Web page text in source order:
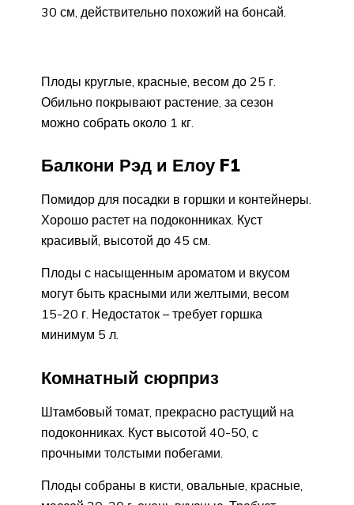
30 см, действительно похожий на бонсай.
Плоды круглые, красные, весом до 25 г.
Обильно покрывают растение, за сезон
можно собрать около 1 кг.
Балкони Рэд и Елоу F1
Помидор для посадки в горшки и контейнеры.
Хорошо растет на подоконниках. Куст
красивый, высотой до 45 см.
Плоды с насыщенным ароматом и вкусом
могут быть красными или желтыми, весом
15-20 г. Недостаток – требует горшка
минимум 5 л.
Комнатный сюрприз
Штамбовый томат, прекрасно растущий на
подоконниках. Куст высотой 40-50, с
прочными толстыми побегами.
Плоды собраны в кисти, овальные, красные,